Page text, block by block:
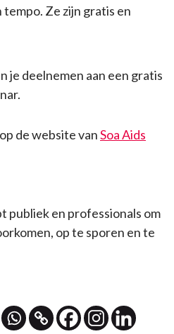
Ze zijn gratis en
je deelnemen aan een gratis
de website vanSoa Aids
publiek en professionals om
op te sporen en te